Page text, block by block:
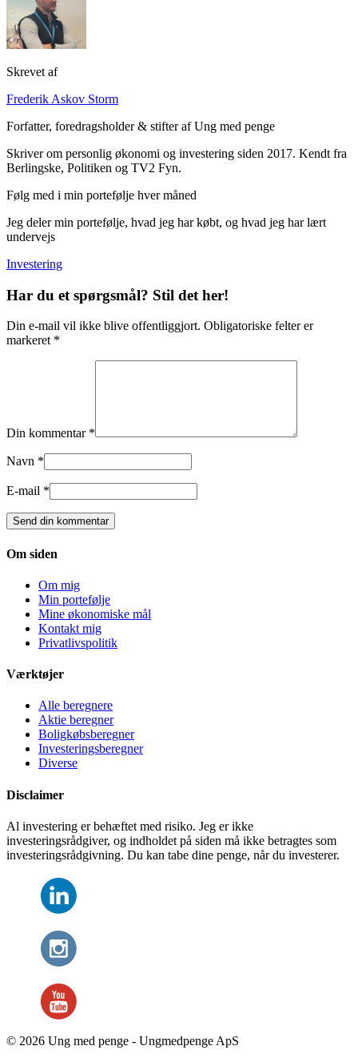
Skrevet af
Frederik Askov Storm
Forfatter, foredragsholder & stifter af Ung med penge
Skriver om personlig økonomi og investering siden 2017. Kendt fra
Berlingske, Politiken og TV2 Fyn.
Følg med i min portefølje hver måned
Jeg deler min portefølje, hvad jeg har købt, og hvad jeg har lært
undervejs
Investering
Har du et spørgsmål? Stil det her!
Din e-mail vil ikke blive offentliggjort. Obligatoriske felter er
markeret *
Din kommentar *
Navn *
E-mail *
Om siden
Om mig
Min portefølje
Mine økonomiske mål
Kontakt mig
Privatlivspolitik
Værktøjer
Alle beregnere
Aktie beregner
Boligkøbsberegner
Investeringsberegner
Diverse
Disclaimer
Al investering er behæftet med risiko. Jeg er ikke
investeringsrådgiver, og indholdet på siden må ikke betragtes som
investeringsrådgivning. Du kan tabe dine penge, når du investerer.
© 2026 Ung med penge - Ungmedpenge ApS